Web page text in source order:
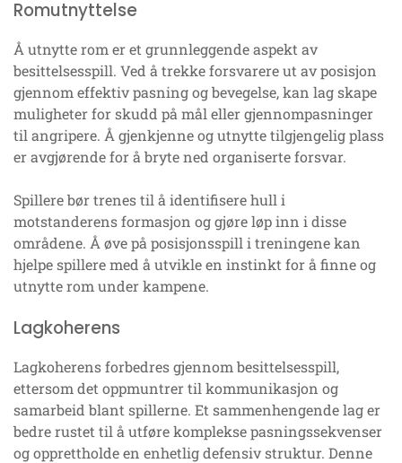
Romutnyttelse
Å utnytte rom er et grunnleggende aspekt av
besittelsesspill. Ved å trekke forsvarere ut av posisjon
gjennom effektiv pasning og bevegelse, kan lag skape
muligheter for skudd på mål eller gjennompasninger
til angripere. Å gjenkjenne og utnytte tilgjengelig plass
er avgjørende for å bryte ned organiserte forsvar.
Spillere bør trenes til å identifisere hull i
motstanderens formasjon og gjøre løp inn i disse
områdene. Å øve på posisjonsspill i treningene kan
hjelpe spillere med å utvikle en instinkt for å finne og
utnytte rom under kampene.
Lagkoherens
Lagkoherens forbedres gjennom besittelsesspill,
ettersom det oppmuntrer til kommunikasjon og
samarbeid blant spillerne. Et sammenhengende lag er
bedre rustet til å utføre komplekse pasningssekvenser
og opprettholde en enhetlig defensiv struktur. Denne